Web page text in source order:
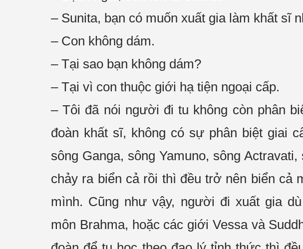
– Sunita, bạn có muốn xuất gialàm khất sĩ
– Con không dám.
– Tại sao bạn không dám?
– Tại vì con thuộc giới hạ tiện ngoại cấp.
– Tôi đã nói người đi tu không còn phân
đoàn khất sĩ, không có sự phân biệt giai
sông Ganga, sông Yamuno, sông
chảy ra biển cả rồi thì đều trở nên biển cả
mình. Cũng như vậy, người đi xuất gia
môn Brahma, hoặc các giới Vessa và